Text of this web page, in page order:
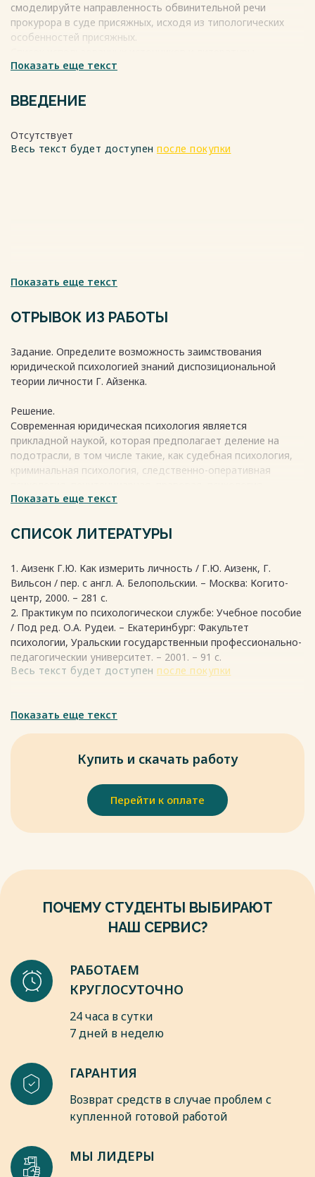
смоделируйте направленность обвинительной речи
прокурора в суде присяжных, исходя из типологических
особенностей присяжных.
Весь текст будет доступен
Показать еще текст
ВВЕДЕНИЕ
Отсутствует
Весь текст будет доступен после покупки
Показать еще текст
ОТРЫВОК ИЗ РАБОТЫ
Задание. Определите возможность заимствования
юридической психологией знаний диспозициональной
теории личности Г. Айзенка.
Решение.
Современная юридическая психология является
прикладной наукой, которая предполагает деление на
подотрасли, в том числе такие, как судебная психология,
криминальная психология, следственно-оперативная
профессиональной деятельности и психологическая
использована для определения вероятности совершения
преступления определенными типами личности. Например,
холерики склонны к агрессивным действиям, а меланхолики
– к депрессии и самоубийству. Также эта теория может
помочь в построении психологического профиля
преступника, что позволит более эффективно проводить
следственные мероприятия.
эффективности коррекционной работы с заключенными и
выборе оптимальных методов работы с разными типами
личности. Например, для холериков подойдут методы
активной деятельности, а для меланхоликов – методы
пассивной релаксации.
Таким образом, можно сделать вывод о том, что теория
Г.Ю. Айзенка может быть успешно заимствована в
определением личностных характеристик участников
оптимальных методов коррекционной и реабилитационной
работы.
Весь текст будет доступенпосле покупки
Показать еще текст
СПИСОК ЛИТЕРАТУРЫ
1. Аизенк Г.Ю. Как измерить личность / Г.Ю. Аизенк, Г.
Вильсон / пер. с англ. А. Белопольскии. – Москва: Когито-
центр, 2000. – 281 с.
2. Практикум по психологическои службе: Учебное пособие
/ Под ред. О.А. Рудеи. – Екатеринбург: Факультет
психологии, Уральскии государственныи профессионально-
педагогическии университет. – 2001. – 91 с.
Весь текст будет доступен после покупки
Показать еще текст
Купить и скачать работу
Перейти к оплате
ПОЧЕМУ СТУДЕНТЫ ВЫБИРАЮТ
НАШ СЕРВИС?
РАБОТАЕМ
КРУГЛОСУТОЧНО
24 часа в сутки
7 дней в неделю
ГАРАНТИЯ
Возврат средств в случае проблем с
купленной готовой работой
МЫ ЛИДЕРЫ